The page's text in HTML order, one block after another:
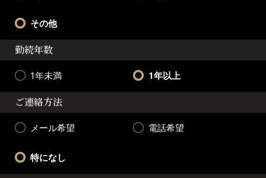
その他
勤続年数
1年未満 1年以上
ご連絡方法
メール希望 電話希望
特になし